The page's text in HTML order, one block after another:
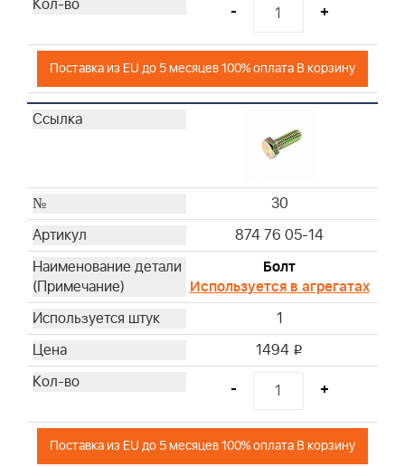
- +
Поставка из EU до 5 месяцев 100% оплата В корзину
30
874 76 05-14
Болт
Используется в агрегатах
1
1494 i
- +
Поставка из EU до 5 месяцев 100% оплата В корзину